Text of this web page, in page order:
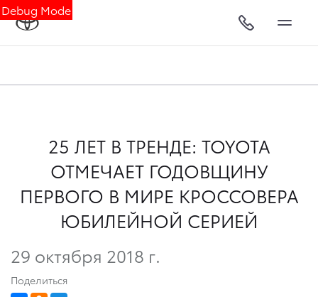
Debug Mode
25 ЛЕТ В ТРЕНДЕ: TOYOTA
ОТМЕЧАЕТ ГОДОВЩИНУ
ПЕРВОГО В МИРЕ КРОССОВЕРА
ЮБИЛЕЙНОЙ СЕРИЕЙ
29 октября 2018 г.
Поделиться